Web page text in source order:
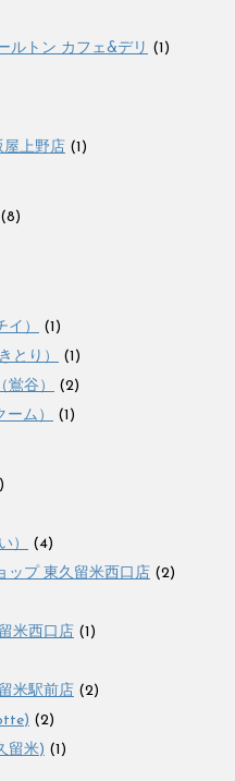
ルトン カフェ&デリ (1)
上野店 (1)
(8)
）
(1)
とり）
(1)
谷）
(2)
ム）
(1)
）
(4)
ップ 東久留米西口店 (2)
米西口店 (1)
米駅前店 (2)
(2)
留米) (1)